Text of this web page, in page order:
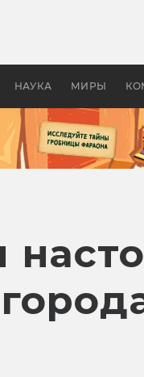
НАУКА МИРЫ
апокалипсис, в России